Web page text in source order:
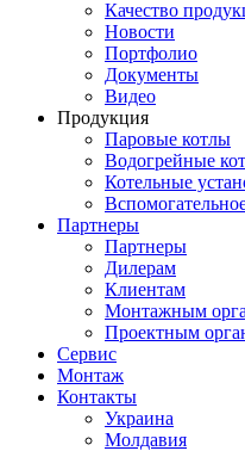
Качество
Новости
Портфолио
Документы
Видео
Продукция
Паровые котлы
Водогрейные
Котельные
Партнеры
Партнеры
Дилерам
Клиентам
Монтажным
Проектным
Сервис
Монтаж
Контакты
Украина
Молдавия